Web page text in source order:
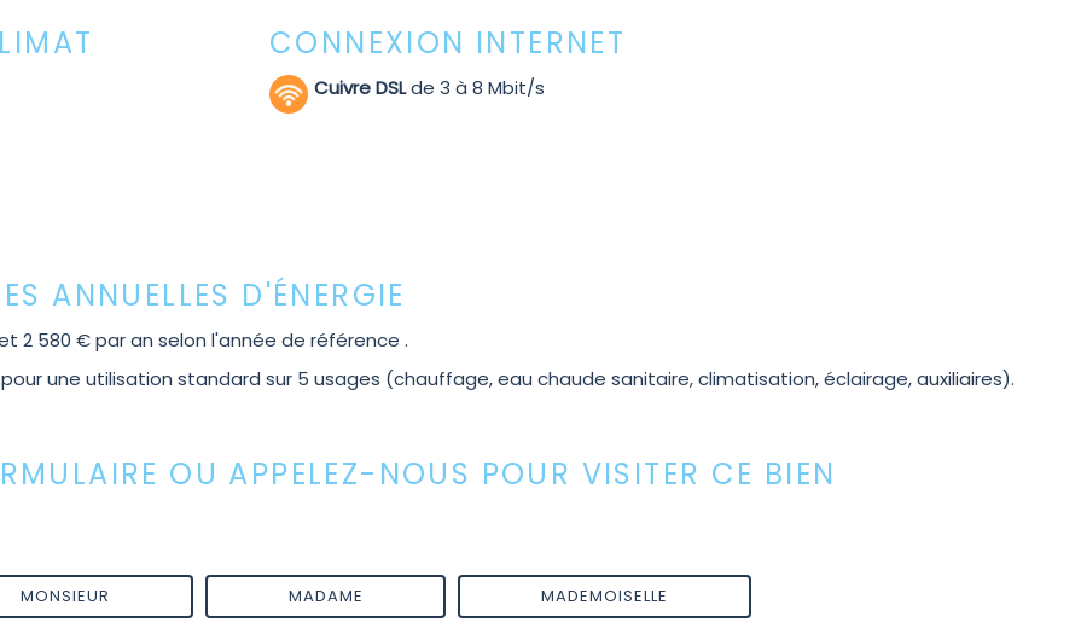
CONNEXION INTERNET
Cuivre DSLde 3 à 8 Mbit/s
ANNUELLES D'ÉNERGIE
2 580 € par an selon l'année de référence .
une utilisation standard sur 5 usages (chauffage, eau chaude sanitaire, climatisation, éclairage, auxiliaires).
OU APPELEZ-NOUS POUR VISITER CE BIEN
MONSIEUR MADAME MADEMOISELLE